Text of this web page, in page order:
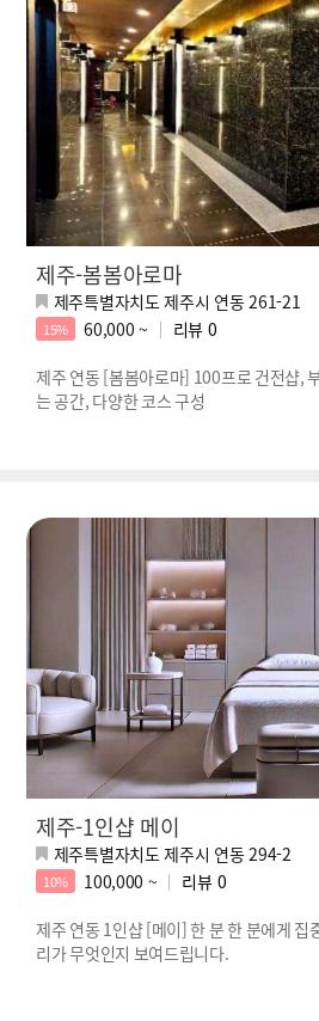
제주-봄봄아로마
제주특별자치도 제주시 연동 261-21
15% 60,000 ~ 리뷰 0
제주 연동 [봄봄아로마] 100프로 건전샵,
는 공간, 다양한 코스 구성
제주-1인샵 메이
제주특별자치도 제주시 연동 294-2
10% 100,000 ~ 리뷰 0
제주 연동 1인샵 [메이] 한 분 한 분에게 집
리가 무엇인지 보여드립니다.